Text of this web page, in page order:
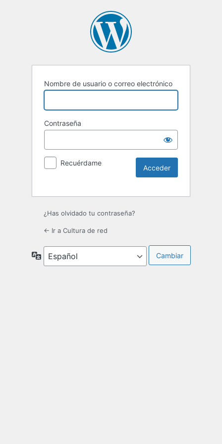
Nombre de usuario o correo electrónico
Contraseña
Recuérdame
¿Has olvidado tu contraseña?
← Ir a Cultura de red
Idioma